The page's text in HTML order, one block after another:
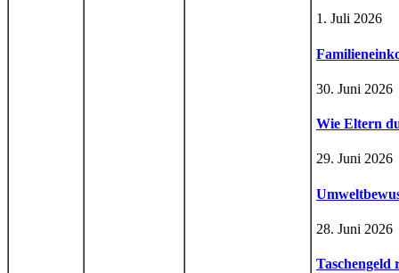
1. Juli 2026
30. Juni 2026
Wie Eltern
29. Juni 2026
28. Juni 2026
Taschengeld